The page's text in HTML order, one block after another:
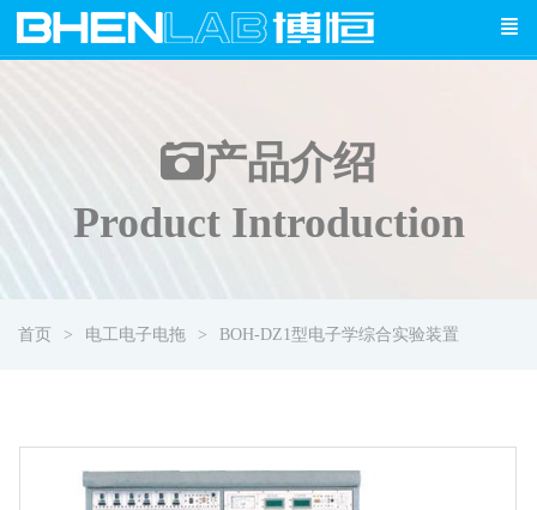
产品介绍
Product Introduction
首页 电工电子电拖 BOH-DZ1型电子学综合实验装置